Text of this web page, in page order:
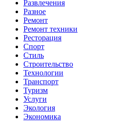
Развлечения
Разное
Ремонт
Ремонт техники
Ресторация
Спорт
Стиль
Строительство
Технологии
Транспорт
Туризм
Услуги
Экология
Экономика